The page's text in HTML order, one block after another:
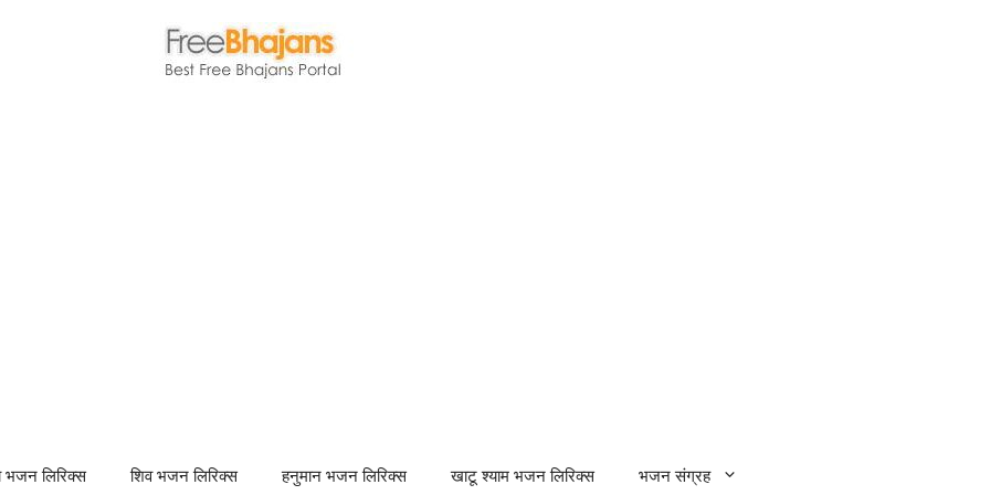
भजन लिरिक्स शिव भजन लिरिक्स हनुमान भजन लिरिक्स खाटू श्याम भजन लिरिक्स भजन संग्रह